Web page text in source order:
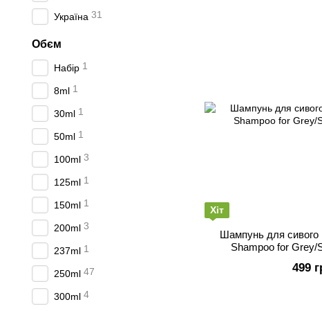
Хіт
Шампунь для сивого
Shampoo for Grey/
499
Україна 31
Обєм
Набір 1
8ml 1
30ml 1
50ml 1
100ml 3
125ml 1
150ml 1
200ml 3
237ml 1
250ml 47
300ml 4